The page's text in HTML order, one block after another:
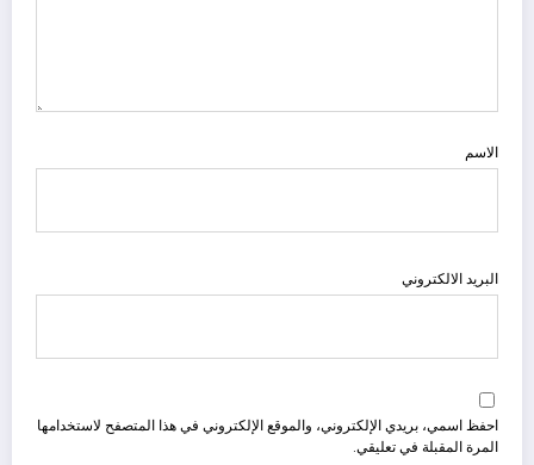
الاسم
البريد الالكتروني
احفظ اسمي، بريدي الإلكتروني، والموقع الإلكتروني في هذا المتصفح لاستخدامها
المرة المقبلة في تعليقي.